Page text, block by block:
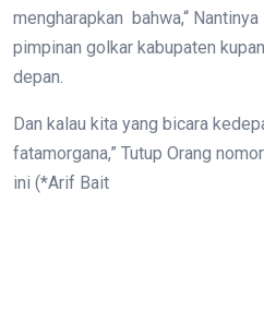
mengharapkan bahwa,“
pimpinan golkar kabupaten
depan.
Dan kalau kita yang bicara
fatamorgana,” Tutup Orang
ini (*Arif Bait